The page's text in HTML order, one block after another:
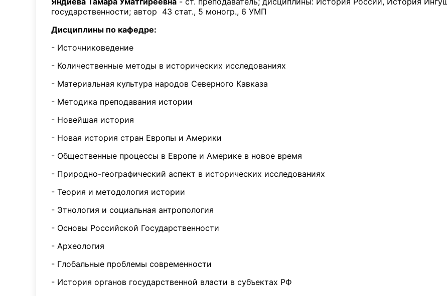
государственности; автор 43 стат., 5 моногр., 6 УМП
Дисциплины по кафедре:
- Источниковедение
- Количественные методы в исторических исследованиях
- Материальная культура народов Северного Кавказа
- Методика преподавания истории
- Новейшая история
- Новая история стран Европы и Америки
- Общественные процессы в Европе и Америке в новое время
- Природно-географический аспект в исторических исследованиях
- Теория и методология истории
- Этнология и социальная антропология
- Основы Российской Государственности
- Археология
- Глобальные проблемы современности
- История органов государственной власти в субъектах РФ